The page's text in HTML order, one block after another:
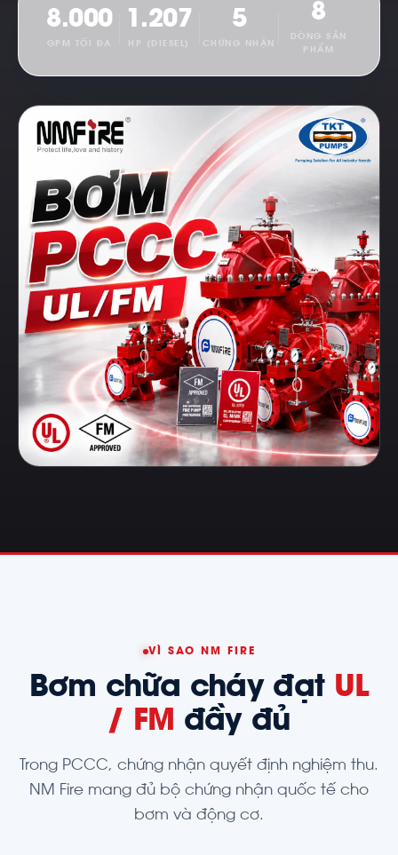
8.000
GPM TỐI ĐA
1.207
HP (DIESEL)
5
CHỨNG NHẬN
8
DÒNG SẢN
PHẨM
VÌ SAO NM FIRE
Bơm chữa cháy đạt UL
/ FM đầy đủ
Trong PCCC, chứng nhận quyết định nghiệm thu.
NM Fire mang đủ bộ chứng nhận quốc tế cho
bơm và động cơ.